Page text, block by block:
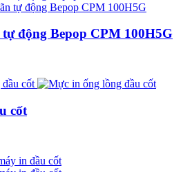
động Bepop CPM 100H5G
cốt